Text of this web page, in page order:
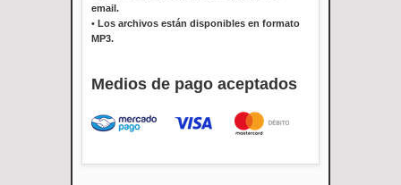
email.
• Los archivos están disponibles en formato
MP3.
Medios de pago aceptados